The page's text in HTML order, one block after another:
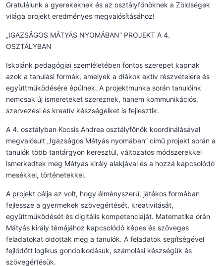
Gratulálunk a gyerekeknek és az osztályfőnöknek a Zöldségek
világa projekt eredményes megvalósításához!
„IGAZSÁGOS MÁTYÁS NYOMÁBAN” PROJEKT A 4.
OSZTÁLYBAN
Iskolánk pedagógiai szemléletében fontos szerepet kapnak
azok a tanulási formák, amelyek a diákok aktív részvételére és
együttműködésére épülnek. A projektmunka során tanulóink
nemcsak új ismereteket szereznek, hanem kommunikációs,
szervezési és kreatív készségeiket is fejlesztik.
A 4. osztályban Kocsis Andrea osztályfőnök koordinálásával
megvalósult „Igazságos Mátyás nyomában” című projekt során a
tanulók több tantárgyon keresztül, változatos módszerekkel
ismerkedtek meg Mátyás király alakjával és a hozzá kapcsolódó
mesékkel, történetekkel.
A projekt célja az volt, hogy élményszerű, játékos formában
fejlessze a gyermekek szövegértését, kreativitását,
együttműködését és digitális kompetenciáját. Matematika órán
Mátyás király témájához kapcsolódó képes és szöveges
feladatokat oldottak meg a tanulók. A feladatok segítségével
fejlődött logikus gondolkodásuk, számolási készségük és
szövegértésük.